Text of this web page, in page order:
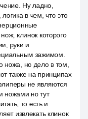
Ну ладно,
в чем, что это
клинок которого
руки и
зажимом.
ножа, но дело в том,
также на принципах
не являются
ножами но тут
то есть и
извлекать клинок